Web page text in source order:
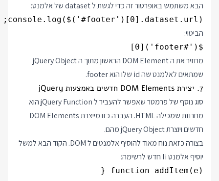
הבא משתמש באופרטור זה כדי לגשת ל dataset של אלמנט:
console.log($('#footer')[0].dataset.url);
הביטוי:
$('#footer')[0]
מחזיר את ה DOM Element הראשון מתוך ה jQuery Object
שמתאים לאלמנט שה id שלו הוא footer.
7. יצירת DOM Elements חדשים באמצעות jQuery
סוג נוסף של פרמטר שאפשר להעביר ל jQuery Function הוא
מחרוזת שמכילה HTML. העברה כזו מייצרת DOM Elements
חדשים ויוצרת jQuery Object מהם.
בצורה כזאת נוח מאוד להוסיף אלמנטים ל DOM. הקוד הבא למשל
יוסיף אלמנט li חדש לרשימה: